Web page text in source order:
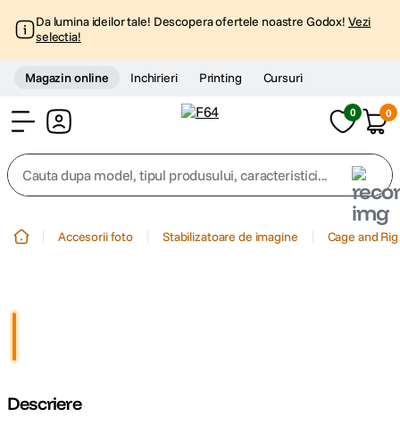
Da lumina ideilor tale! Descopera ofertele noastre Godox! Vezi
selectia!
Magazin online Inchirieri Printing Cursuri
0 0
Cauta dupa model, tipul produsului, caracteristici...
Accesorii foto Stabilizatoare de imagine Cage and Rig
Descriere